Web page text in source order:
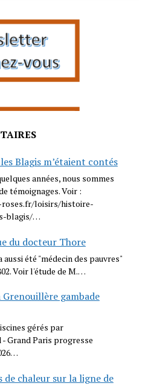
Blagis m’étaient contés
années, nous sommes
témoignages. Voir :
loisirs/histoire-
blagis/…
du docteur Thore
été "médecin des pauvres"
Voir l'étude de M.…
Grenouillère gambade
gérés par
Grand Paris progresse
de chaleur sur la ligne de